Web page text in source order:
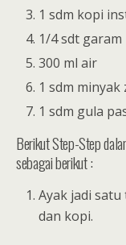
1 sdm kopi
1/4 sdt garam
300 ml air
1 sdm
1 sdm gula
Berikut Step-Step
sebagai berikut :
Ayak jadi
dan kopi.